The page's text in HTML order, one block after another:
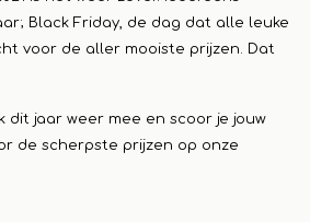
Black Friday, de dag dat alle leuke
voor de aller mooiste prijzen. Dat
dit jaar weer mee en scoor je jouw
de scherpste prijzen op onze